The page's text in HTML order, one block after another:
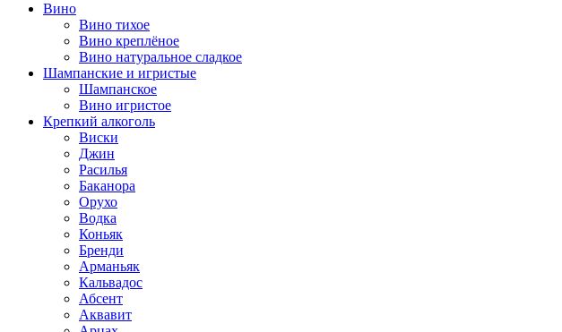
Вино
Вино тихое
Вино креплёное
Вино натуральное сладкое
Шампанские и игристые
Шампанское
Вино игристое
Крепкий алкоголь
Виски
Джин
Расилья
Баканора
Орухо
Водка
Коньяк
Бренди
Арманьяк
Кальвадос
Абсент
Аквавит